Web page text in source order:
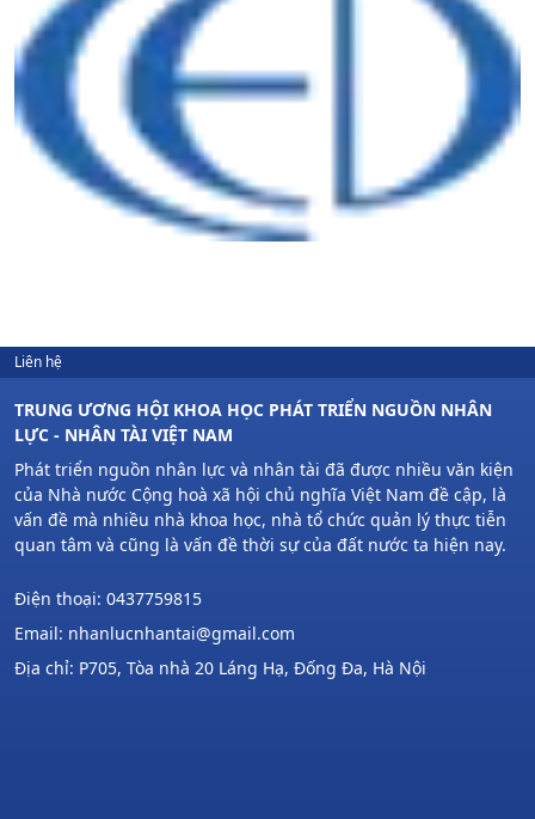
Liên hệ
TRUNG ƯƠNG HỘI KHOA HỌC PHÁT TRIỂN NGUỒN NHÂN
LỰC - NHÂN TÀI VIỆT NAM
Phát triển nguồn nhân lực và nhân tài đã được nhiều văn kiện
của Nhà nước Cộng hoà xã hội chủ nghĩa Việt Nam đề cập, là
vấn đề mà nhiều nhà khoa học, nhà tổ chức quản lý thực tiễn
quan tâm và cũng là vấn đề thời sự của đất nước ta hiện nay.
Điện thoại: 0437759815
Email: nhanlucnhantai@gmail.com
Địa chỉ: P705, Tòa nhà 20 Láng Hạ, Đống Đa, Hà Nội